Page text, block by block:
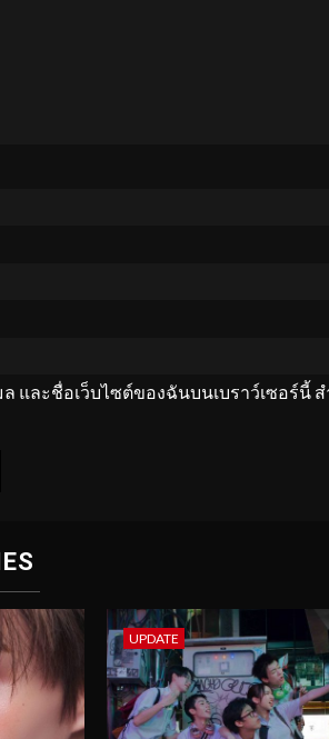
และชื่อเว็บไซต์ของฉันบนเบราว์เซอร์นี้
UPDATE